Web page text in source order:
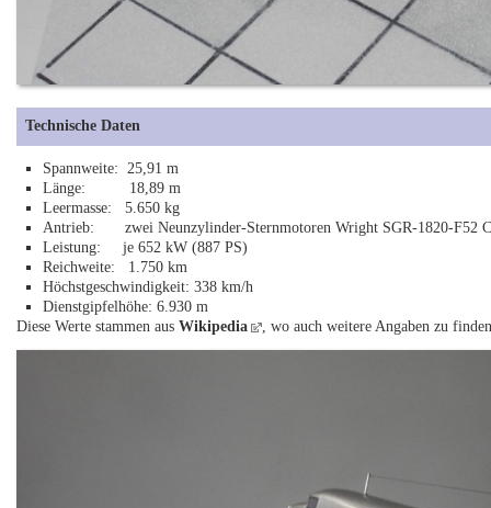
Technische Daten
Spannweite: 25,91 m
Länge: 18,89 m
Leermasse: 5.650 kg
Antrieb: zwei Neunzylinder-Sternmotoren Wright SGR-1820-F52
Leistung: je 652 kW (887 PS)
Reichweite: 1.750 km
Höchstgeschwindigkeit: 338 km/h
Dienstgipfelhöhe: 6.930 m
Diese Werte stammen ausWikipedia , wo auch weitere Angaben zu